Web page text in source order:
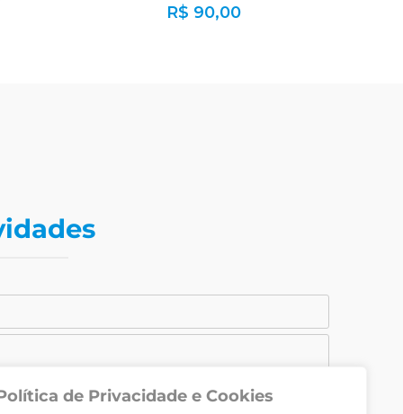
de Privacidade e Cookies
R$ 90,00
CADASTRAR-SE